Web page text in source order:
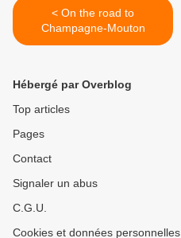
< On the road to
Champagne-Mouton
Hébergé par Overblog
Top articles
Pages
Contact
Signaler un abus
C.G.U.
Cookies et données personnelles